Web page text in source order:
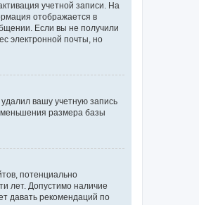
учетной записи. На
отображается в
Если вы не получили
электронной почты, но
вашу учетную запись
размера базы
потенциально
лет. Допустимо наличие
давать рекомендаций по